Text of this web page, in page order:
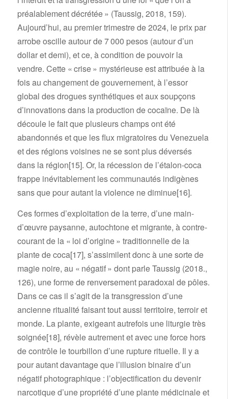
préalablement décrétée » (Taussig, 2018, 159).
Aujourd’hui, au premier trimestre de 2024, le prix par
arrobe oscille autour de 7 000 pesos (autour d’un
dollar et demi), et ce, à condition de pouvoir la
vendre. Cette « crise » mystérieuse est attribuée à la
fois au changement de gouvernement, à l’essor
global des drogues synthétiques et aux soupçons
d’innovations dans la production de cocaïne. De là
découle le fait que plusieurs champs ont été
abandonnés et que les flux migratoires du Venezuela
et des régions voisines ne se sont plus déversés
dans la région[15]. Or, la récession de l’étalon-coca
frappe inévitablement les communautés indigènes
sans que pour autant la violence ne diminue[16].
Ces formes d’exploitation de la terre, d’une main-
d’œuvre paysanne, autochtone et migrante, à contre-
courant de la « loi d’origine » traditionnelle de la
plante de coca[17], s’assimilent donc à une sorte de
magie noire, au « négatif » dont parle Taussig (2018.,
126), une forme de renversement paradoxal de pôles.
Dans ce cas il s’agit de la transgression d’une
ancienne ritualité faisant tout aussi territoire, terroir et
monde. La plante, exigeant autrefois une liturgie très
soignée[18], révèle autrement et avec une force hors
de contrôle le tourbillon d’une rupture rituelle. Il y a
pour autant davantage que l’illusion binaire d’un
négatif photographique : l’objectification du devenir
narcotique d’une propriété d’une plante médicinale et